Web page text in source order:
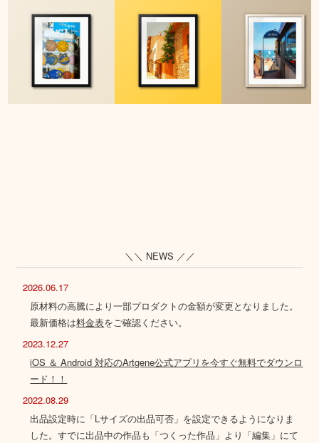
＼＼ NEWS ／／
2026.06.17
原材料の高騰により一部プロダクトの金額が変更となりました。
最新価格は料金表をご確認ください。
2023.12.27
iOS ＆ Android 対応のArtgene公式アプリを今すぐ無料でダウンロ
ード！！
2022.08.29
出品設定時に「Lサイズの出品可否」を設定できるようになりま
した。すでに出品中の作品も「つくった作品」より「編集」にて